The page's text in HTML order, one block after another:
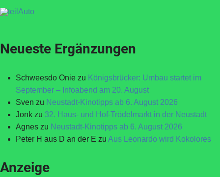
Neueste Ergänzungen
Schweesdo Onie zu Königsbrücker: Umbau startet im
September – Infoabend am 20. August
Sven zu Neustadt-Kinotipps ab 6. August 2026
Jonk zu 32. Haus- und Hof-Trödelmarkt in der Neustadt
Agnes zu Neustadt-Kinotipps ab 6. August 2026
Peter H aus D an der E zu Aus Leonardo wird Kokolores
Anzeige